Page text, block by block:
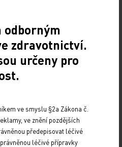
odborným
zdravotnictví.
určeny pro
ve smyslu §2a Zákona č.
ve znění pozdějších
předepisovat léčivé
léčivé přípravky